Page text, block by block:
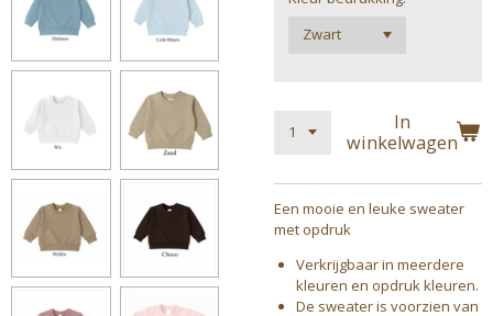
In
winkelwagen
Een mooie en leuke sweater
met opdruk
Verkrijgbaar in meerdere
kleuren en opdruk kleuren.
De sweater is voorzien van